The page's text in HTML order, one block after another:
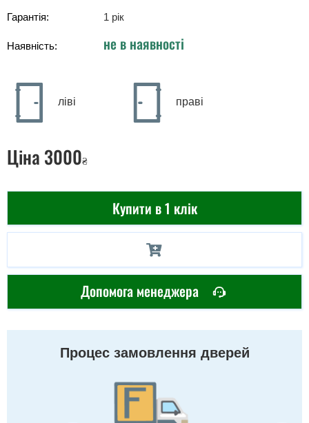
Гарантія:
1 рік
Наявність: не в наявності
ліві праві
Ціна 3000₴
Купити в 1 клік
Допомога менеджера
Процес замовлення дверей